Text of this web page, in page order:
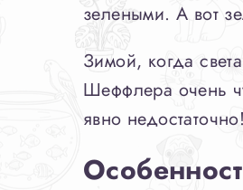
зелеными. А вот
Зимой, когда
Шеффлера очень
явно недостаточно!